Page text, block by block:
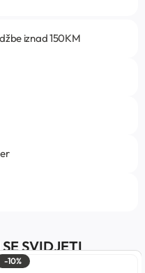
iznad 150KM
SVIDJETI
-10%